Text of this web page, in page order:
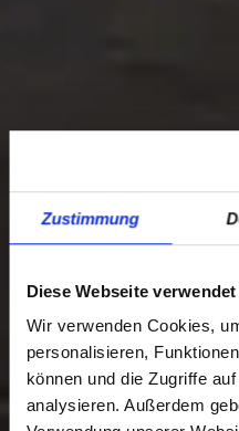
Zustimmung
Diese Webseite
Wir verwenden Cookies,
personalisieren,
können und die Zugriffe
analysieren. Außerdem